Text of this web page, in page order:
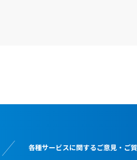
各種サービスに関するご意見・ご